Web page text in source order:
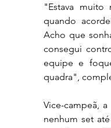
"Estava
quando
Acho que
consegui
equipe e
quadra",
Vice-campeã,
nenhum set